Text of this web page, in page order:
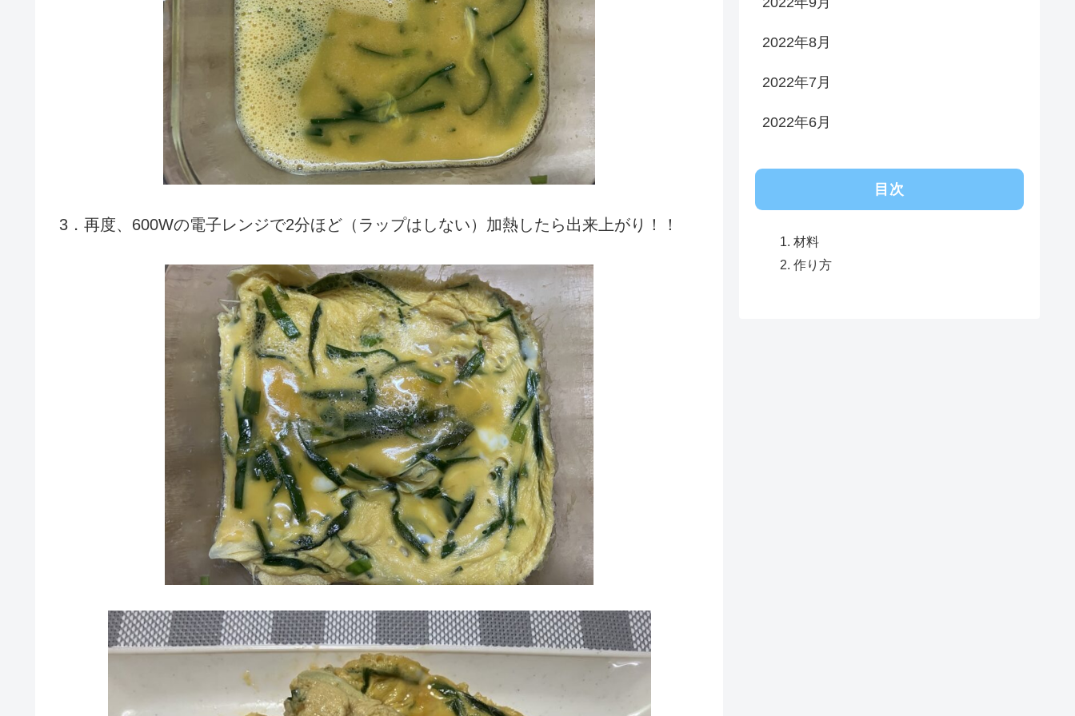
3．再度、600Wの電子レンジで2分ほど（ラップはしない）加熱したら出来上がり！！
2022年8月
2022年7月
2022年6月
目次
材料
作り方